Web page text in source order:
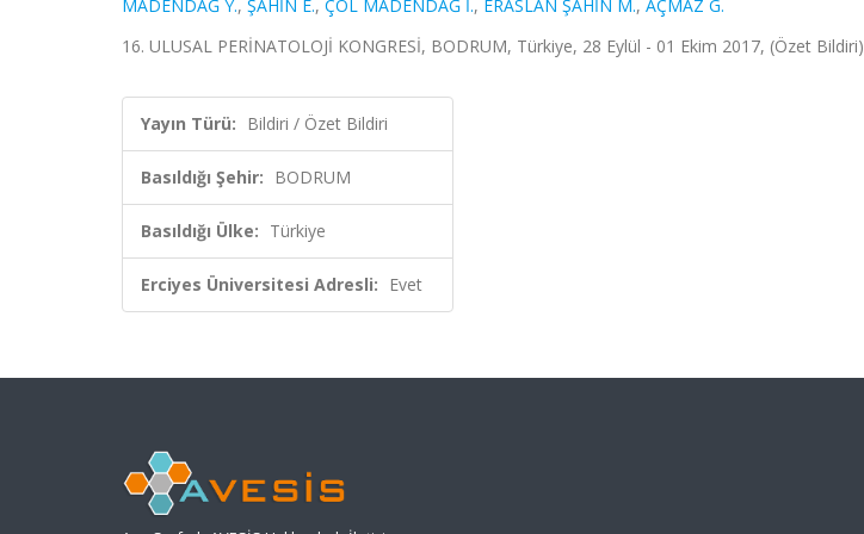
MADENDAĞ Y., ŞAHİN E., ÇOL MADENDAĞ İ., ERASLAN ŞAHİN M., AÇMAZ G.
16. ULUSAL PERİNATOLOJİ KONGRESİ, BODRUM, Türkiye, 28 Eylül - 01 Ekim 2017, (Özet Bildiri)
Yayın Türü: Bildiri / Özet Bildiri
Basıldığı Şehir: BODRUM
Basıldığı Ülke: Türkiye
Erciyes Üniversitesi Adresli: Evet